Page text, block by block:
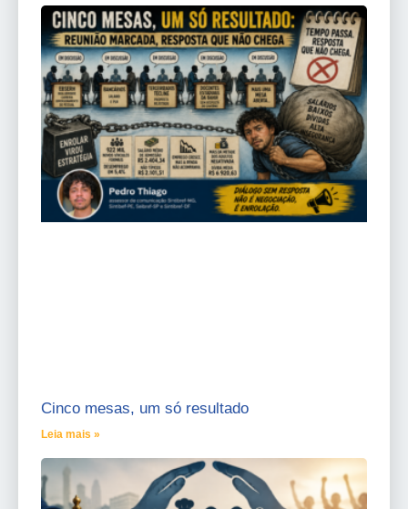
Cinco mesas, um só resultado
Leia mais »